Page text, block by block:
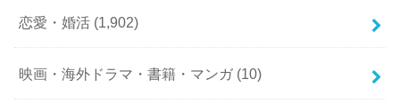
恋愛・婚活 (1,902)
映画・海外ドラマ・書籍・マンガ (10)